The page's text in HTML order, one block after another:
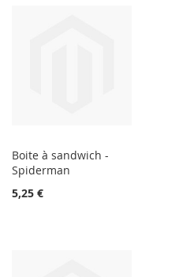
Boite à sandwich -
Spiderman
5,25 €